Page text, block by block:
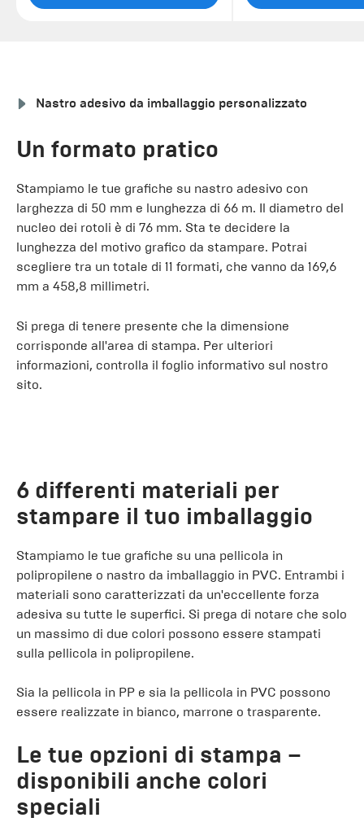
Nastro adesivo da imballaggio personalizzato
Un formato pratico
Stampiamo le tue grafiche su nastro adesivo con
larghezza di 50 mm e lunghezza di 66 m. Il diametro del
nucleo dei rotoli è di 76 mm. Sta te decidere la
lunghezza del motivo grafico da stampare. Potrai
scegliere tra un totale di 11 formati, che vanno da 169,6
mm a 458,8 millimetri.
Si prega di tenere presente che la dimensione
corrisponde all'area di stampa. Per ulteriori
informazioni, controlla il foglio informativo sul nostro
sito.
6 differenti materiali per
stampare il tuo imballaggio
Stampiamo le tue grafiche su una pellicola in
polipropilene o nastro da imballaggio in PVC. Entrambi i
materiali sono caratterizzati da un'eccellente forza
adesiva su tutte le superfici. Si prega di notare che solo
un massimo di due colori possono essere stampati
sulla pellicola in polipropilene.
Sia la pellicola in PP e sia la pellicola in PVC possono
essere realizzate in bianco, marrone o trasparente.
Le tue opzioni di stampa –
disponibili anche colori
speciali